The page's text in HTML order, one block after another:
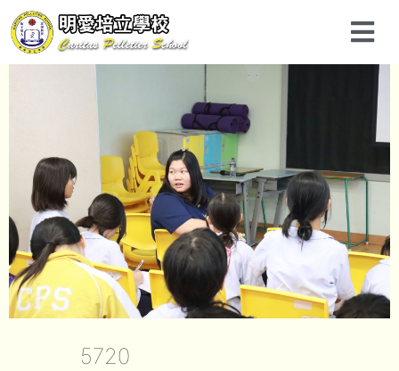
5720